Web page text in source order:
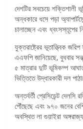
দেশটির সবচেয়ে শক্তিশালী
অন্ধকারে ধসে পড়া
চালাচ্ছেন এবং ধ্বংসস্তূপের
যুক্তরাষ্ট্রের ভূতাত্ত্বিক
এএফপি জানিয়েছে, বুধবার
৫ মাত্রার দুটি ভূমিকম্প
ভিত্তিতে উদ্ধারকারী দল
অন্তর্বর্তী প্রেসিডেন্ট
পৌঁছেছে এবং ৯৭০ জনের
অবস্থিত লা গুয়াইরা